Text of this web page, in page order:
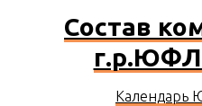
Состав
г.р.ЮФЛ
Календарь